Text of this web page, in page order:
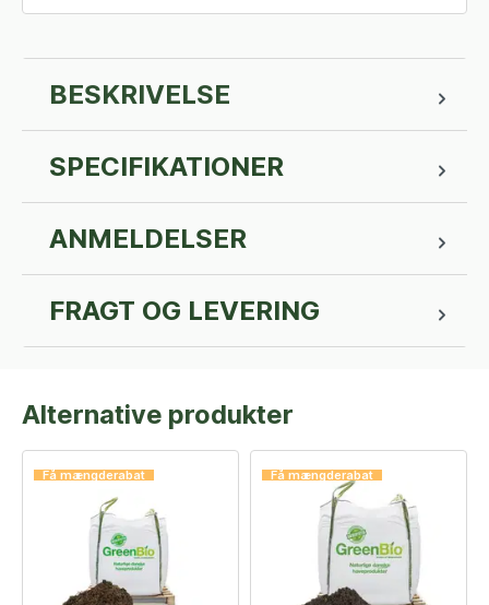
BESKRIVELSE
SPECIFIKATIONER
ANMELDELSER
FRAGT OG LEVERING
Alternative produkter
Få mængderabat Få mængderabat